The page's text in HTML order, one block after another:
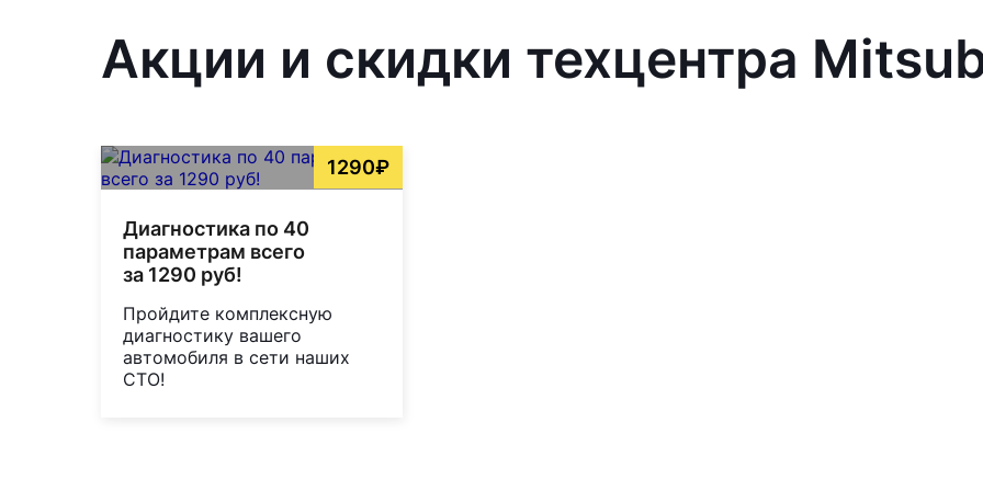
Акции и скидки техцентра
1290₽
Диагностика по 40
параметрам всего
за 1290 руб!
Пройдите комплексную
диагностику вашего
автомобиля в сети наших
СТО!